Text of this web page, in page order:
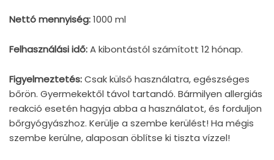
Nettó mennyiség:1000 ml
Felhasználási idő:A kibontástól számított 12 hónap.
Figyelmeztetés:Csak külső használatra, egészséges
bőrön. Gyermekektől távol tartandó. Bármilyen allergiás
reakció esetén hagyja abba a használatot, és forduljon
bőrgyógyászhoz. Kerülje a szembe kerülést! Ha mégis
szembe kerülne, alaposan öblítse ki tiszta vízzel!